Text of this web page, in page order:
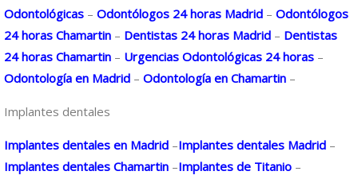
Odontológicas – Odontólogos 24 horas Madrid – Odontólogos
24 horas Chamartin – Dentistas 24 horas Madrid – Dentistas
24 horas Chamartin – Urgencias Odontológicas 24 horas –
Odontología en Madrid – Odontología en Chamartin –
Implantes dentales
Implantes dentales en Madrid –Implantes dentales Madrid –
Implantes dentales Chamartin –Implantes de Titanio –